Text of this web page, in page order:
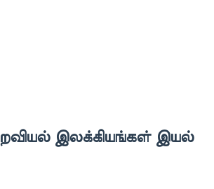
இலக்கியங்கள் இயல்